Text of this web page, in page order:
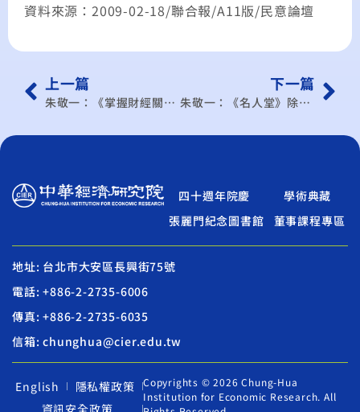
資料來源：2009-02-18/聯合報/A11版/民意論壇
上一篇
朱敬一：《掌握財經關鍵》在今日的爛環境中 尋找明日的好產業
下一篇
朱敬一：《名人堂》除了賭場 澎湖還能擁抱陽光
四十週年院慶
學術典藏
張麗門紀念圖書館
董事課程專區
地址: 台北市大安區長興街75號
電話: +886-2-2735-6006
傳真: +886-2-2735-6035
信箱: chunghua@cier.edu.tw
English
隱私權政策
資訊安全政策
Copyrights © 2026 Chung-Hua
Institution for Economic Research. All